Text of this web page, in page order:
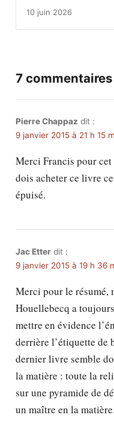
10 juin 2026
7 commentaires
Pierre Chappaz dit :
9 janvier 2015 à 21 h 15
Merci Francis pour
dois acheter ce livre
épuisé.
Jac Etter dit :
9 janvier 2015 à 19 h 36
Merci pour le résumé,
Houellebecq a
mettre en évidence
derrière l’étiquette de
dernier livre semble
la matière : toute la
sur une pyramide de
un maître en la matière.